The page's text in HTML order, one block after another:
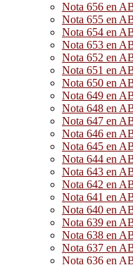
Nota 656 en
Nota 655 en
Nota 654 en
Nota 653 en
Nota 652 en
Nota 651 en
Nota 650 en
Nota 649 en
Nota 648 en
Nota 647 en
Nota 646 en
Nota 645 en
Nota 644 en
Nota 643 en
Nota 642 en
Nota 641 en
Nota 640 en
Nota 639 en
Nota 638 en
Nota 637 en
Nota 636 en